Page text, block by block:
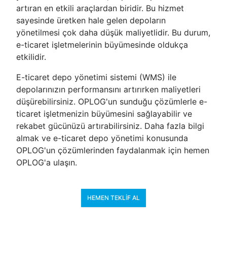
artıran en etkili araçlardan biridir. Bu hizmet
sayesinde üretken hale gelen depoların
yönetilmesi çok daha düşük maliyetlidir. Bu durum,
e-ticaret işletmelerinin büyümesinde oldukça
etkilidir.
E-ticaret depo yönetimi sistemi (WMS) ile
depolarınızın performansını artırırken maliyetleri
düşürebilirsiniz. OPLOG'un sunduğu çözümlerle e-
ticaret işletmenizin büyümesini sağlayabilir ve
rekabet gücünüzü artırabilirsiniz. Daha fazla bilgi
almak ve e-ticaret depo yönetimi konusunda
OPLOG'un çözümlerinden faydalanmak için hemen
OPLOG'a ulaşın.
HEMEN TEKLIF AL